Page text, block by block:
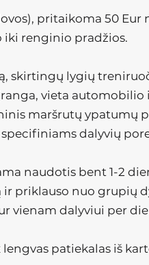
pritaikoma 50 Eur
iki renginio pradžios.
skirtingų lygių
vieta
maršrutų ypatumų
dalyvių
naudotis bent 1-2
priklauso nuo grupių
vienam dalyviui per
lengvas patiekalas iš